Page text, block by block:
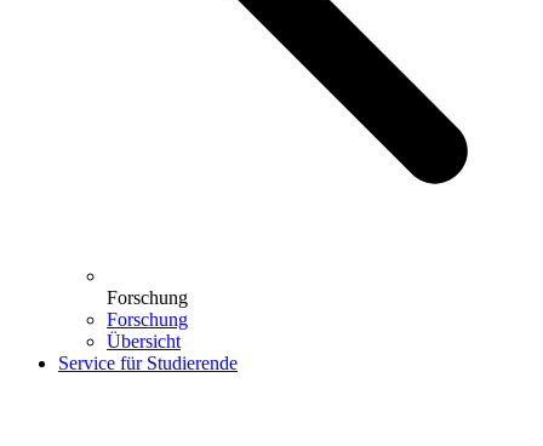
Forschung
Forschung
Übersicht
Service für Studierende